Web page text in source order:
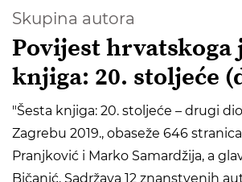
Skupina autora
Povijest hrvatskoga
knjiga: 20. stoljeće
"Šesta knjiga: 20. stoljeće – drugi
Zagrebu 2019., obaseže 646
Pranjković i Marko Samardžija, a
Bičanić. Sadržava 12 znanstvenih